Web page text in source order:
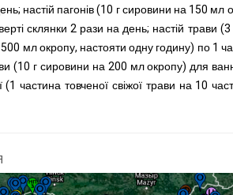
настій пагонів (10 г сировини на 150 мл
склянки 2 рази на день; настій трави
мл окропу, настояти одну годину) по 1
(10 г сировини на 200 мл окропу) для
(1 частина товченої свіжої трави на 10